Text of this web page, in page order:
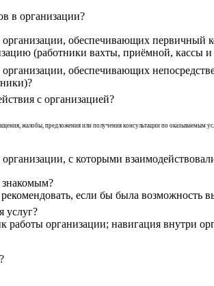
в организации?
обеспечивающих первичный
(работники вахты, приёмной, кассы
обеспечивающих
с организацией?
жалобы, предложения или получения консультации по оказываемым
с которыми
если бы была возможность
услуг?
работы организации; навигация внутри